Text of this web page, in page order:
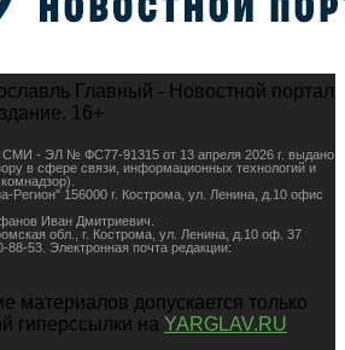
Главный - Новостной портал
16+
СМИ - ЭЛ № ФС77-91315 от 13 апреля 2026 г. выдано
в сфере связи, информационных технологий и
156000 г. Кострома, ул. Ленина, д.10 офис
Иван Дмитриевич.
обл., г. Кострома, ул. Ленина, д.10 оф. 37
53. Электронная почта редакции:
материалов допускается только
гиперссылки на YARGLAV.RU